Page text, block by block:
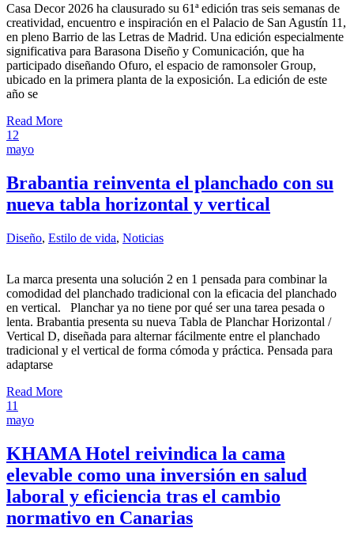
Casa Decor 2026 ha clausurado su 61ª edición tras seis semanas de
creatividad, encuentro e inspiración en el Palacio de San Agustín 11,
en pleno Barrio de las Letras de Madrid. Una edición especialmente
significativa para Barasona Diseño y Comunicación, que ha
participado diseñando Ofuro, el espacio de ramonsoler Group,
ubicado en la primera planta de la exposición. La edición de este
año se
Read More
12
mayo
Brabantia reinventa el planchado con su
nueva tabla horizontal y vertical
Diseño, Estilo de vida, Noticias
La marca presenta una solución 2 en 1 pensada para combinar la
comodidad del planchado tradicional con la eficacia del planchado
en vertical. Planchar ya no tiene por qué ser una tarea pesada o
lenta. Brabantia presenta su nueva Tabla de Planchar Horizontal /
Vertical D, diseñada para alternar fácilmente entre el planchado
tradicional y el vertical de forma cómoda y práctica. Pensada para
adaptarse
Read More
11
mayo
KHAMA Hotel reivindica la cama
elevable como una inversión en salud
laboral y eficiencia tras el cambio
normativo en Canarias